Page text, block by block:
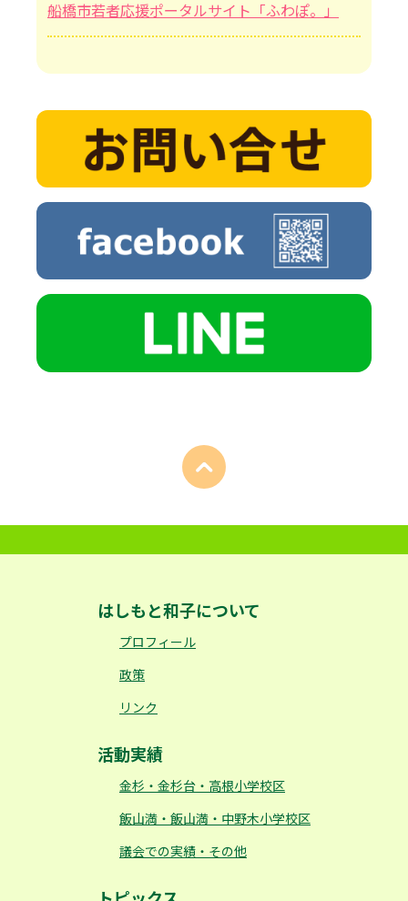
船橋市若者応援ポータルサイト「ふわぽ。」
はしもと和子について
プロフィール
政策
リンク
活動実績
金杉・金杉台・高根小学校区
飯山満・飯山満・中野木小学校区
議会での実績・その他